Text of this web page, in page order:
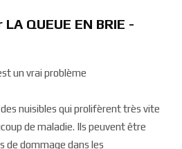
QUEUE EN BRIE -
un vrai problème
nuisibles qui prolifèrent très vite
de maladie. Ils peuvent être
de dommage dans les